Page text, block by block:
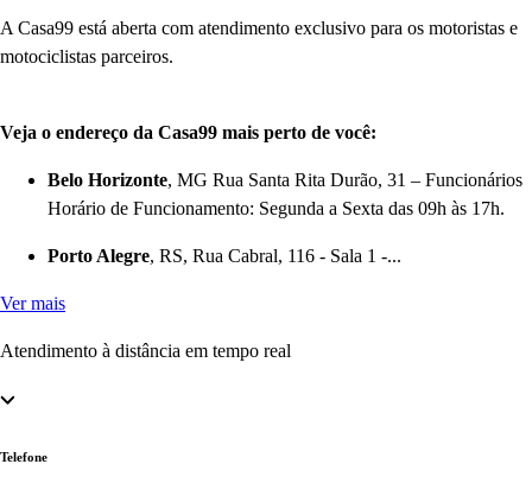
A Casa99 está aberta com atendimento exclusivo para os motoristas e
motociclistas parceiros.
Veja o endereço da Casa99 mais perto de você:
Belo Horizonte, MG Rua Santa Rita Durão, 31 – Funcionários
Horário de Funcionamento: Segunda a Sexta das 09h às 17h.
Porto Alegre, RS, Rua Cabral, 116 - Sala 1 -...
Ver mais
Atendimento à distância em tempo real
Telefone